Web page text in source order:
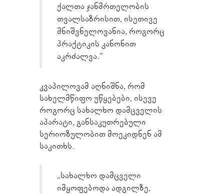
ქალთა ჯანმრთელობის
თვალსაზრისით, ისეთივე
მნიშვნელოვანია, როგორც
პრაქტიკის კანონით
აკრძალვა.“
კვაპილოვამ აღნიშნა, რომ
სახელმწიფო უწყებები, ისევე
როგორც სახალხო დამცველის
აპარატი, განსაკუთრებული
სერიოზულობით მოეკიდნენ ამ
საკითხს.
„სახალხო დამცველი
იმყოფებოდა ადგილზე,